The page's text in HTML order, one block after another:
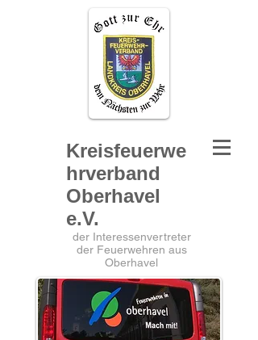
Kreisfeuerwe
hrverband
Oberhavel
e.V.
der Interessenvertreter
der Feuerwehren aus
Oberhavel